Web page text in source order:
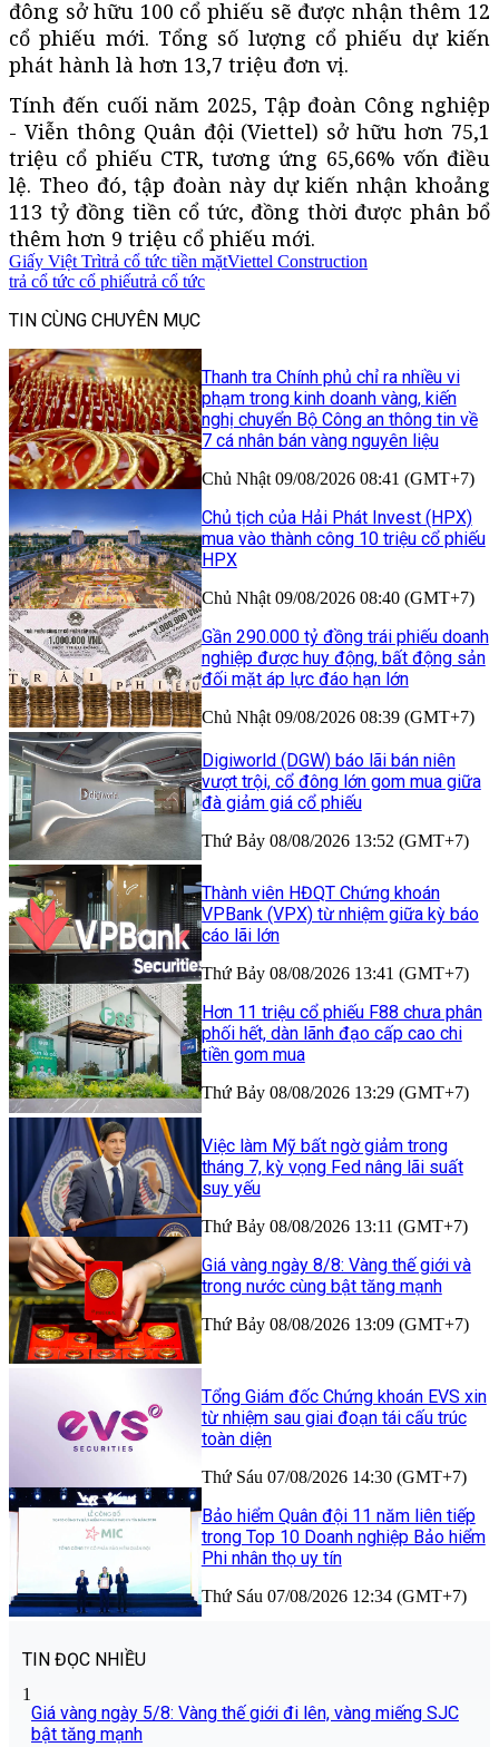
đông sở hữu 100 cổ phiếu sẽ được nhận thêm 12
cổ phiếu mới. Tổng số lượng cổ phiếu dự kiến
phát hành là hơn 13,7 triệu đơn vị.
Tính đến cuối năm 2025, Tập đoàn Công nghiệp
- Viễn thông Quân đội (Viettel) sở hữu hơn 75,1
triệu cổ phiếu CTR, tương ứng 65,66% vốn điều
lệ. Theo đó, tập đoàn này dự kiến nhận khoảng
113 tỷ đồng tiền cổ tức, đồng thời được phân bổ
thêm hơn 9 triệu cổ phiếu mới.
Giấy Việt Trìtrả cổ tức tiền mặtViettel Construction
trả cổ tức cổ phiếutrả cổ tức
TIN CÙNG CHUYÊN MỤC
Thanh tra Chính phủ chỉ ra nhiều vi
phạm trong kinh doanh vàng, kiến
nghị chuyển Bộ Công an thông tin về
7 cá nhân bán vàng nguyên liệu
Chủ Nhật 09/08/2026 08:41 (GMT+7)
Chủ tịch của Hải Phát Invest (HPX)
mua vào thành công 10 triệu cổ phiếu
HPX
Chủ Nhật 09/08/2026 08:40 (GMT+7)
Gần 290.000 tỷ đồng trái phiếu doanh
nghiệp được huy động, bất động sản
đối mặt áp lực đáo hạn lớn
Chủ Nhật 09/08/2026 08:39 (GMT+7)
Digiworld (DGW) báo lãi bán niên
vượt trội, cổ đông lớn gom mua giữa
đà giảm giá cổ phiếu
Thứ Bảy 08/08/2026 13:52 (GMT+7)
Thành viên HĐQT Chứng khoán
VPBank (VPX) từ nhiệm giữa kỳ báo
cáo lãi lớn
Thứ Bảy 08/08/2026 13:41 (GMT+7)
Hơn 11 triệu cổ phiếu F88 chưa phân
phối hết, dàn lãnh đạo cấp cao chi
tiền gom mua
Thứ Bảy 08/08/2026 13:29 (GMT+7)
Việc làm Mỹ bất ngờ giảm trong
tháng 7, kỳ vọng Fed nâng lãi suất
suy yếu
Thứ Bảy 08/08/2026 13:11 (GMT+7)
Giá vàng ngày 8/8: Vàng thế giới và
trong nước cùng bật tăng mạnh
Thứ Bảy 08/08/2026 13:09 (GMT+7)
Tổng Giám đốc Chứng khoán EVS xin
từ nhiệm sau giai đoạn tái cấu trúc
toàn diện
Thứ Sáu 07/08/2026 14:30 (GMT+7)
Bảo hiểm Quân đội 11 năm liên tiếp
trong Top 10 Doanh nghiệp Bảo hiểm
Phi nhân thọ uy tín
Thứ Sáu 07/08/2026 12:34 (GMT+7)
TIN ĐỌC NHIỀU
1
Giá vàng ngày 5/8: Vàng thế giới đi lên, vàng miếng SJC
bật tăng mạnh